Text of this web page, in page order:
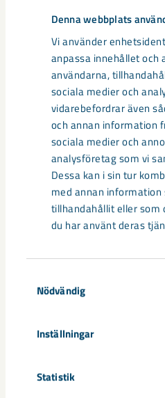
Denna webbplats
Vi använder
anpassa innehållet och
användarna,
sociala medier och
vidarebefordrar även
och annan information
sociala medier och
analysföretag som vi
Dessa kan i sin tur
med annan information
tillhandahållit eller som
du har använt deras
Nödvändig
Inställningar
Statistik
Sibirien-området i
centrum
Under sommaren 2026
gamla Kiruna centrum på
– bland annat ...